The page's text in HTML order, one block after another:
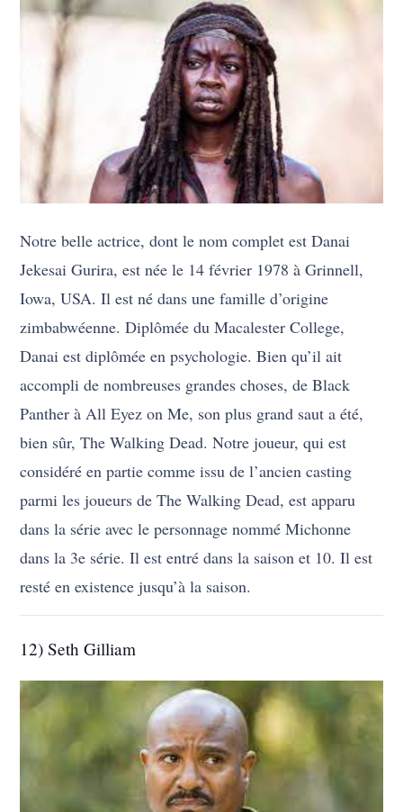
Notre belle actrice, dont le nom complet est Danai
Jekesai Gurira, est née le 14 février 1978 à Grinnell,
Iowa, USA. Il est né dans une famille d’origine
zimbabwéenne. Diplômée du Macalester College,
Danai est diplômée en psychologie. Bien qu’il ait
accompli de nombreuses grandes choses, de Black
Panther à All Eyez on Me, son plus grand saut a été,
bien sûr, The Walking Dead. Notre joueur, qui est
considéré en partie comme issu de l’ancien casting
parmi les joueurs de The Walking Dead, est apparu
dans la série avec le personnage nommé Michonne
dans la 3e série. Il est entré dans la saison et 10. Il est
resté en existence jusqu’à la saison.
12) Seth Gilliam